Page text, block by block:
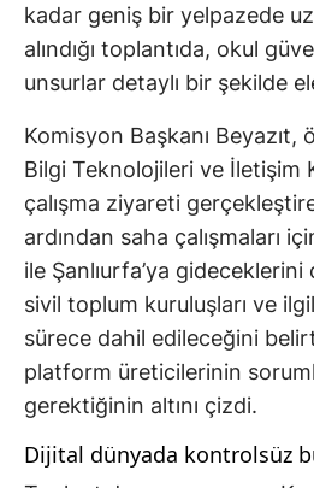
kadar geniş bir yelpazede
alındığı toplantıda, okul
unsurlar detaylı bir şekilde
Komisyon Başkanı
Bilgi Teknolojileri ve İletişim
çalışma ziyareti
ardından saha çalışmaları
ile Şanlıurfa’ya gideceklerini
sivil toplum kuruluşları ve
sürece dahil edileceğini
platform üreticilerinin
gerektiğinin altını çizdi.
Dijital dünyada kontrolsüz